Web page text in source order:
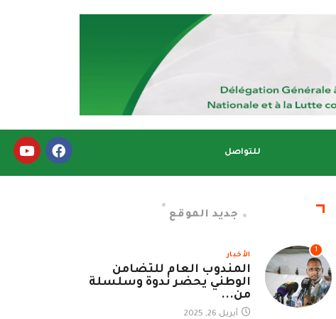
للتواصل
جديد الموقع
1
الأخبار
المندوب العام للتضامن
الوطني يحضر ندوة وسلسلة
من...
أبريل 26, 2025